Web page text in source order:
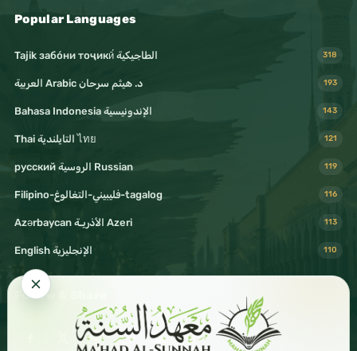
Popular Languages
Tajik забо́ни тоҷикӣ́ الطاجيكية 318
د. هيثم سرحان Arabic العربية 193
Bahasa Indonesia الإندونيسية 143
Thai التايلندية ไทย 121
русский الروسية Russian 119
Filipino-فليبيني-التغالوغ-tagalog 116
Azərbaycan الأذريـة Azeri 113
English الإنجليزية 110
Follow & Share